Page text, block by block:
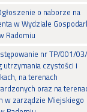
o naborze na
w Wydziale
Radomiu
nr TP/001/
utrzymania czystości i
na terenach
oraz na
w zarządzie Miejskiego